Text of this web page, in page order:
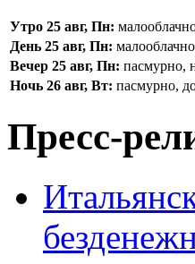
Утро 25 авг, Пн:
День 25 авг, Пн:
Вечер 25 авг, Пн: пасмурно,
Ночь 26 авг, Вт: пасмурно,
Пресс-